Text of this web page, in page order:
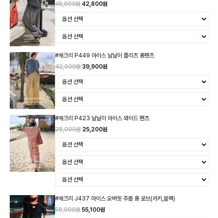
45,000원 42,800원
#매크리 P449 아이스 날날이 플리츠 롱팬츠
42,000원 39,900원
#매크리 P423 날날이 아이스 와이드 팬츠
28,000원 25,200원
#매크리 J437 아이스 오버핏 주름 롱 로브(카키,블랙)
58,000원 55,100원